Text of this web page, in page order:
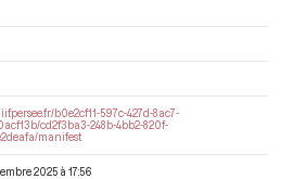
b0e2cf11-597c-427d-8ac7-
cd2f3ba3-248b-4bb2-820f-
manifest
2025 à 17:56